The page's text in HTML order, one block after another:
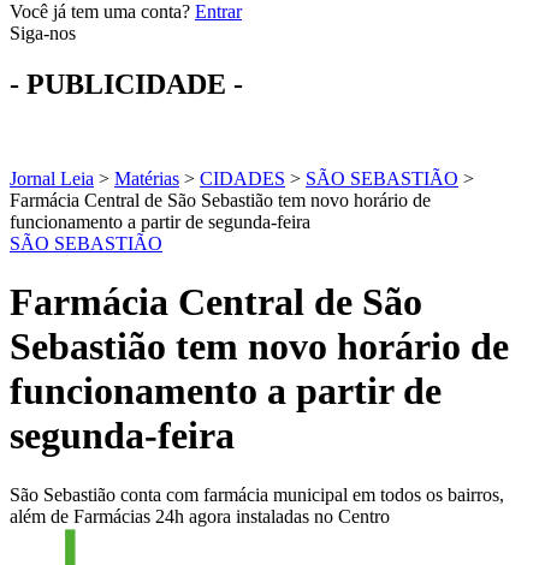
Você já tem uma conta? Entrar
Siga-nos
- PUBLICIDADE -
Jornal Leia > Matérias > CIDADES > SÃO SEBASTIÃO >
Farmácia Central de São Sebastião tem novo horário de
funcionamento a partir de segunda-feira
SÃO SEBASTIÃO
Farmácia Central de São
Sebastião tem novo horário de
funcionamento a partir de
segunda-feira
São Sebastião conta com farmácia municipal em todos os bairros,
além de Farmácias 24h agora instaladas no Centro